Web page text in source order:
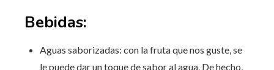
Bebidas:
Aguas saborizadas: con la fruta que nos guste, se
le puede dar un toque de sabor al agua. De hecho,